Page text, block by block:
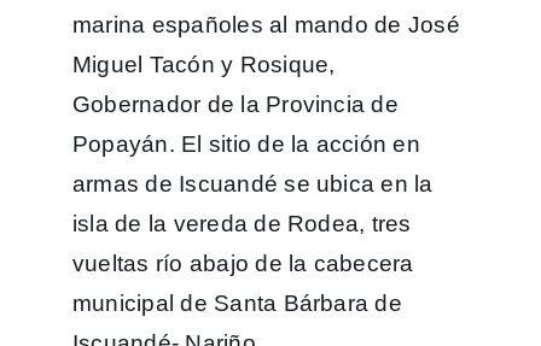
marina españoles al mando de José
Miguel Tacón y Rosique,
Gobernador de la Provincia de
Popayán. El sitio de la acción en
armas de Iscuandé se ubica en la
isla de la vereda de Rodea, tres
vueltas río abajo de la cabecera
municipal de Santa Bárbara de